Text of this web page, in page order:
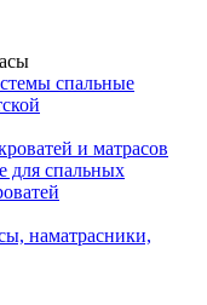
спальные
и матрасов
для спальных
наматрасники,